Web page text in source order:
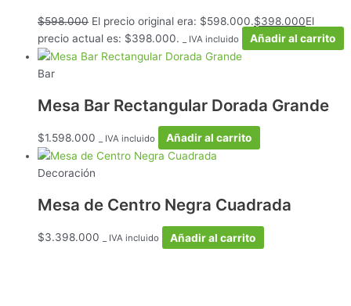
$598.000 El precio original era: $598.000.$398.000El
precio actual es: $398.000.
_ IVA incluido Añadir al carrito
Bar
Mesa Bar Rectangular Dorada Grande
$1.598.000 _ IVA incluido Añadir al carrito
Decoración
Mesa de Centro Negra Cuadrada
$3.398.000 _ IVA incluido Añadir al carrito